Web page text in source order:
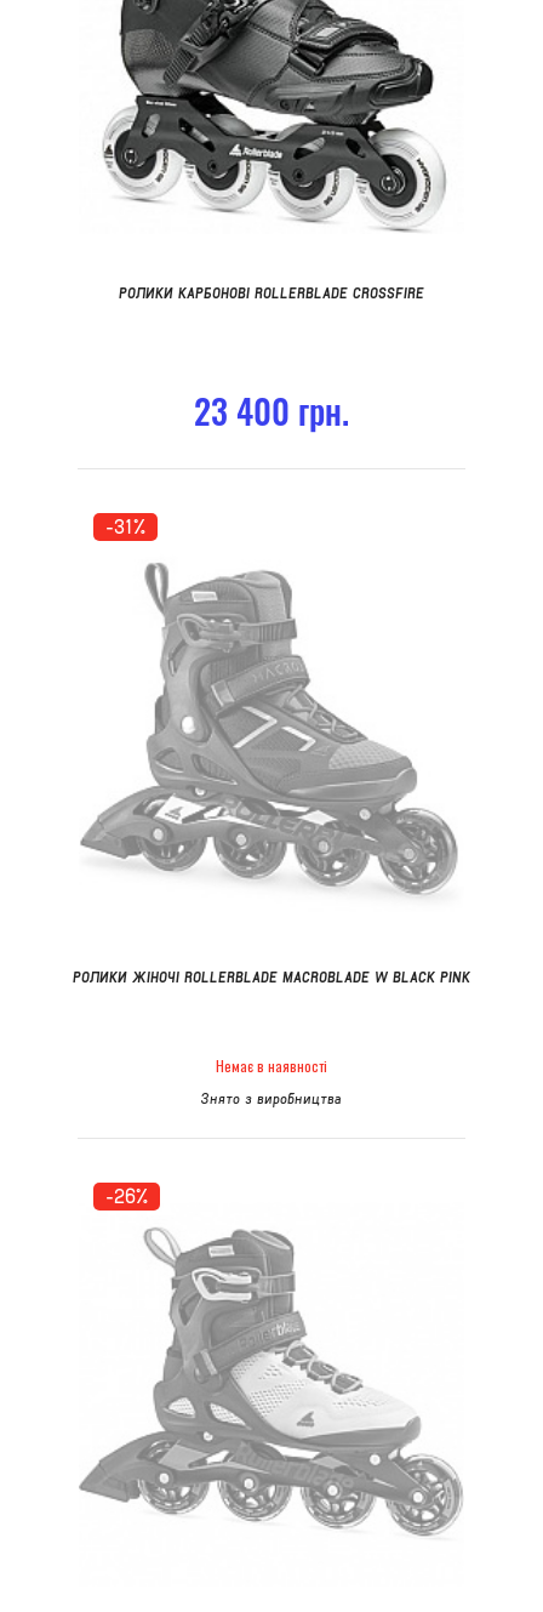
РОЛИКИ КАРБОНОВІ ROLLERBLADE CROSSFIRE
23 400 грн.
-31%
РОЛИКИ ЖІНОЧІ ROLLERBLADE MACROBLADE W BLACK PINK
Немає в наявності
Знято з виробництва
-26%